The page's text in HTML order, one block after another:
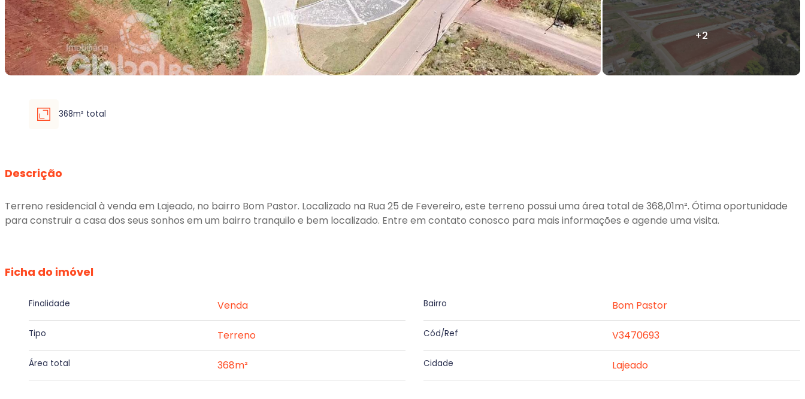
368m² total
Descrição
Terreno residencial à venda em Lajeado, no bairro Bom Pastor. Localizado na Rua 25 de Fevereiro, este terreno possui uma área total de 368,01m². Ótima oportunidade
para construir a casa dos seus sonhos em um bairro tranquilo e bem localizado. Entre em contato conosco para mais informações e agende uma visita.
Ficha do imóvel
Finalidade Venda
Tipo Terreno
Área total 368m²
Bairro Bom Pastor
Cód/Ref V3470693
Cidade Lajeado